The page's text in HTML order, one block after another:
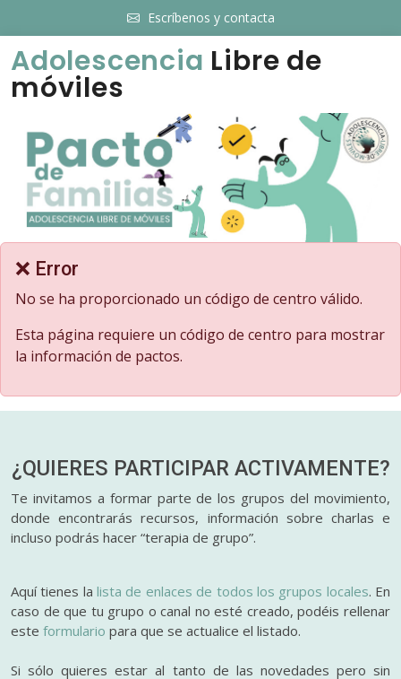
Escríbenos y contacta
Adolescencia Libre de
móviles
❌ Error
No se ha proporcionado un código de centro válido.
Esta página requiere un código de centro para mostrar
la información de pactos.
¿QUIERES PARTICIPAR ACTIVAMENTE?
Te invitamos a formar parte de los grupos del movimiento,
donde encontrarás recursos, información sobre charlas e
incluso podrás hacer “terapia de grupo”.
Aquí tienes lalista de enlaces de todos los grupos locales. En
caso de que tu grupo o canal no esté creado, podéis rellenar
este formulario para que se actualice el listado.
Si sólo quieres estar al tanto de las novedades pero sin